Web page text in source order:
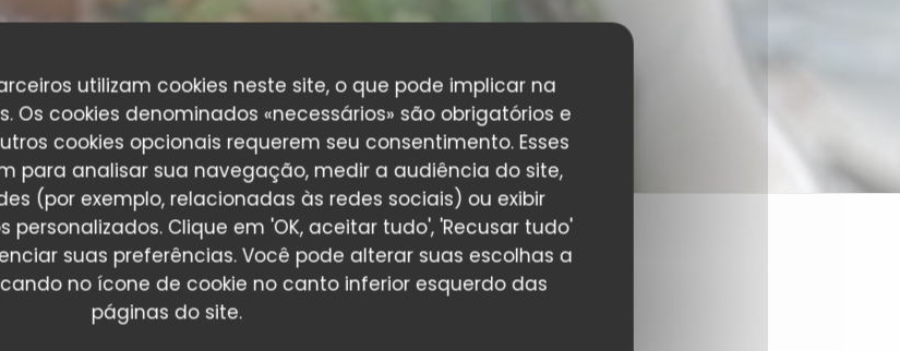
utilizam cookies neste site, o que pode implicar na
Os cookies denominados «necessários» são obrigatórios e
cookies opcionais requerem seu consentimento. Esses
para analisar sua navegação, medir a audiência do site,
(por exemplo, relacionadas às redes sociais) ou exibir
Clique em 'OK, aceitar tudo', 'Recusar tudo'
suas preferências. Você pode alterar suas escolhas a
no ícone de cookie no canto inferior esquerdo das
páginas do site.
team in zijn element